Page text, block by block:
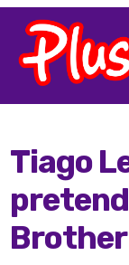
Tiago